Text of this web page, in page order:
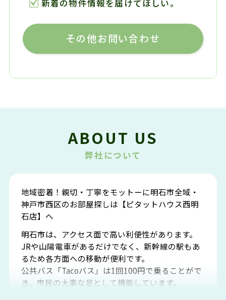
新着の物件情報を届けてほしい。
その他お問い合わせ
ABOUT US
弊社について
地域密着！親切・丁寧をモットーに明石市全域・
神戸市西区のお部屋探しは【ピタットハウス西明
石店】へ
明石市は、アクセス面で高い利便性があります。
JRや山陽電車があるだけでなく、新幹線の駅もあ
るため各方面への移動が便利です。
公共バス「Tacoバス」は1回100円で乗ることがで
き、市民の大事な足として機能しています。